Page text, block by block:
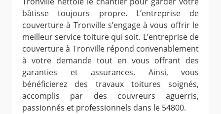
bâtisse toujours propre. L’entreprise de
couverture à Tronville s’engage à vous offrir le
meilleur service toiture qui soit. L’entreprise de
couverture à Tronville répond convenablement
à votre demande tout en vous offrant des
garanties et assurances. Ainsi, vous
bénéficierez des travaux toitures soignés,
accomplis par des couvreurs aguerris,
passionnés et professionnels dans le 54800.